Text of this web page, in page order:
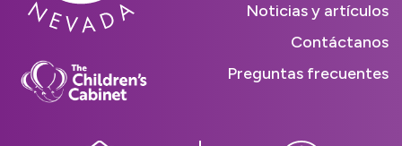
Noticias y artículos
Contáctanos
Preguntas frecuentes